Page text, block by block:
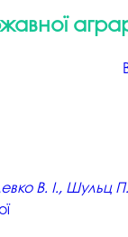
Наглядова рада
Вчена рада
В. І., Шульц